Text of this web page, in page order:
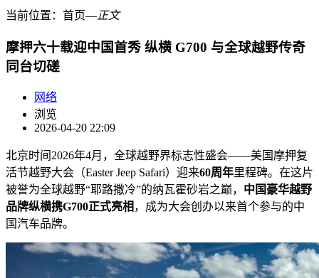
当前位置： 首页―正文
摩押六十载迎中国首秀 纵横 G700 与全球越野传奇
同台切磋
网络
浏览
2026-04-20 22:09
北京时间2026年4月，全球越野界标志性盛会——美国摩押复
活节越野大会（Easter Jeep Safari）迎来60周年里程碑。在这片
被誉为全球越野“耶路撒冷”的纳瓦霍砂岩之巅， 中国豪华越野
品牌纵横携G700正式亮相 ，成为大会创办以来首个参与的中
国汽车品牌。